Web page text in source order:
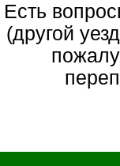
Есть вопросы/дополнения не по моим темам раздела
(другой